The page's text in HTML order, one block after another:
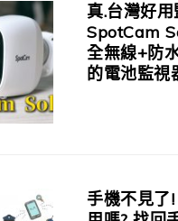
真.台灣好
SpotCam
全無線+防
的電池監視
手機不見了